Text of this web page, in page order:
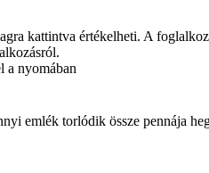
kattintva értékelheti. A
a nyomában
emlék torlódik össze pennája